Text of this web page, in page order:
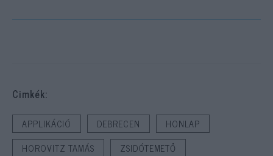
Cimkék:
APPLIKÁCIÓ DEBRECEN
HONLAP
HOROVITZ TAMÁS
ZSIDÓTEMETŐ